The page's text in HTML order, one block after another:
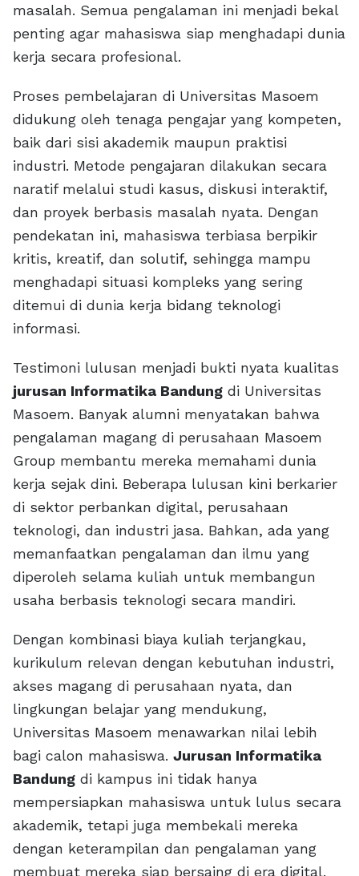
masalah. Semua pengalaman ini menjadi bekal
penting agar mahasiswa siap menghadapi dunia
kerja secara profesional.
Proses pembelajaran di Universitas Masoem
didukung oleh tenaga pengajar yang kompeten,
baik dari sisi akademik maupun praktisi
industri. Metode pengajaran dilakukan secara
naratif melalui studi kasus, diskusi interaktif,
dan proyek berbasis masalah nyata. Dengan
pendekatan ini, mahasiswa terbiasa berpikir
kritis, kreatif, dan solutif, sehingga mampu
menghadapi situasi kompleks yang sering
ditemui di dunia kerja bidang teknologi
informasi.
Testimoni lulusan menjadi bukti nyata kualitas
jurusan Informatika Bandung di Universitas
Masoem. Banyak alumni menyatakan bahwa
pengalaman magang di perusahaan Masoem
Group membantu mereka memahami dunia
kerja sejak dini. Beberapa lulusan kini berkarier
di sektor perbankan digital, perusahaan
teknologi, dan industri jasa. Bahkan, ada yang
memanfaatkan pengalaman dan ilmu yang
diperoleh selama kuliah untuk membangun
usaha berbasis teknologi secara mandiri.
Dengan kombinasi biaya kuliah terjangkau,
kurikulum relevan dengan kebutuhan industri,
akses magang di perusahaan nyata, dan
lingkungan belajar yang mendukung,
Universitas Masoem menawarkan nilai lebih
bagi calon mahasiswa. Jurusan Informatika
Bandung di kampus ini tidak hanya
mempersiapkan mahasiswa untuk lulus secara
akademik, tetapi juga membekali mereka
dengan keterampilan dan pengalaman yang
membuat mereka siap bersaing di era digital.